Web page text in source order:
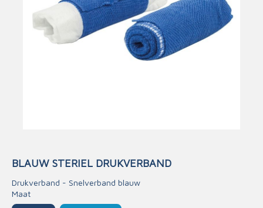
BLAUW STERIEL DRUKVERBAND
Drukverband - Snelverband blauw
Maat